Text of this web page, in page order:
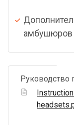
амбушюров
Руководство